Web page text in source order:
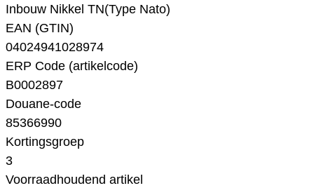
Inbouw Nikkel TN(Type Nato)
EAN (GTIN)
04024941028974
ERP Code (artikelcode)
B0002897
Douane-code
85366990
Kortingsgroep
3
Voorraadhoudend artikel